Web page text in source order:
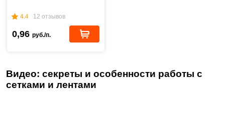
4.4 12 отзывов
0,96 руб./п.
Видео: секреты и особенности работы с
сетками и лентами